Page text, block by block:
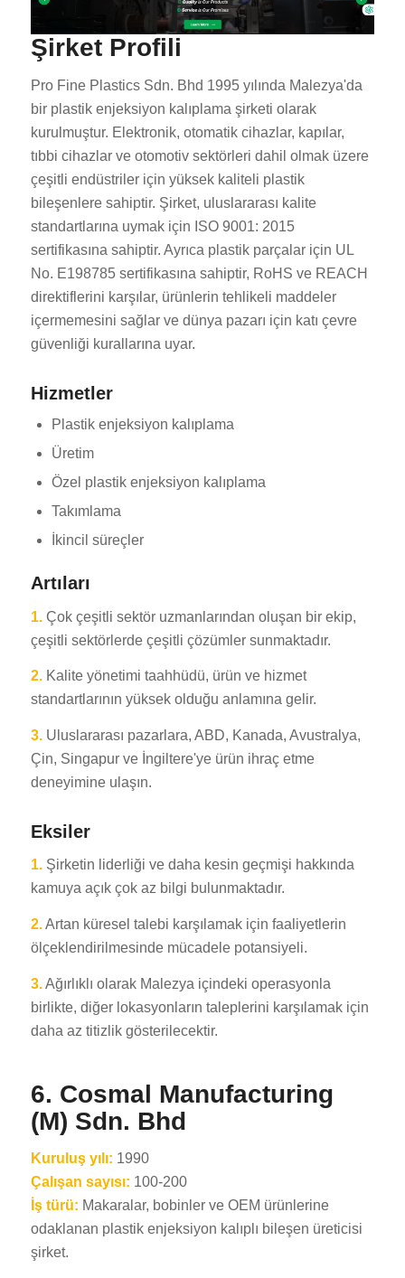
Şirket Profili
Pro Fine Plastics Sdn. Bhd 1995 yılında Malezya'da
bir plastik enjeksiyon kalıplama şirketi olarak
kurulmuştur. Elektronik, otomatik cihazlar, kapılar,
tıbbi cihazlar ve otomotiv sektörleri dahil olmak üzere
çeşitli endüstriler için yüksek kaliteli plastik
bileşenlere sahiptir. Şirket, uluslararası kalite
standartlarına uymak için ISO 9001: 2015
sertifikasına sahiptir. Ayrıca plastik parçalar için UL
No. E198785 sertifikasına sahiptir, RoHS ve REACH
direktiflerini karşılar, ürünlerin tehlikeli maddeler
içermemesini sağlar ve dünya pazarı için katı çevre
güvenliği kurallarına uyar.
Hizmetler
Plastik enjeksiyon kalıplama
Üretim
Özel plastik enjeksiyon kalıplama
Takımlama
İkincil süreçler
Artıları
1.Çok çeşitli sektör uzmanlarından oluşan bir ekip,
çeşitli sektörlerde çeşitli çözümler sunmaktadır.
2.Kalite yönetimi taahhüdü, ürün ve hizmet
standartlarının yüksek olduğu anlamına gelir.
3.Uluslararası pazarlara, ABD, Kanada, Avustralya,
Çin, Singapur ve İngiltere'ye ürün ihraç etme
deneyimine ulaşın.
Eksiler
1.Şirketin liderliği ve daha kesin geçmişi hakkında
kamuya açık çok az bilgi bulunmaktadır.
2.Artan küresel talebi karşılamak için faaliyetlerin
ölçeklendirilmesinde mücadele potansiyeli.
3.Ağırlıklı olarak Malezya içindeki operasyonla
birlikte, diğer lokasyonların taleplerini karşılamak için
daha az titizlik gösterilecektir.
6. Cosmal Manufacturing
(M) Sdn. Bhd
Kuruluş yılı: 1990
Çalışan sayısı: 100-200
İş türü: Makaralar, bobinler ve OEM ürünlerine
odaklanan plastik enjeksiyon kalıplı bileşen üreticisi
şirket.